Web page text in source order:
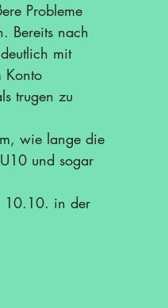
Probleme
Bereits nach
mit
Konto
trugen zu
wie lange die
und sogar
10.10. in der